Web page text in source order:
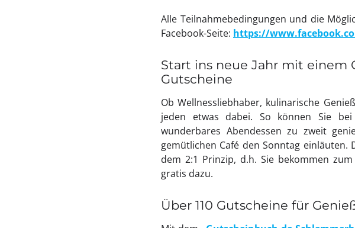
Alle Teilnahmebedingungen und die
Facebook-Seite: https://
Start ins neue Jahr mit einem
Gutscheine
Ob Wellnessliebhaber, kulinarische
jeden etwas dabei. So können Sie
wunderbares Abendessen zu zweit
gemütlichen Café den Sonntag
dem 2:1 Prinzip, d.h. Sie bekommen
gratis dazu.
Über 110 Gutscheine für